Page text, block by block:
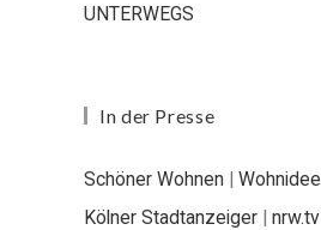
UNTERWEGS
In der Presse
Schöner Wohnen | Wohnidee
Kölner Stadtanzeiger | nrw.tv